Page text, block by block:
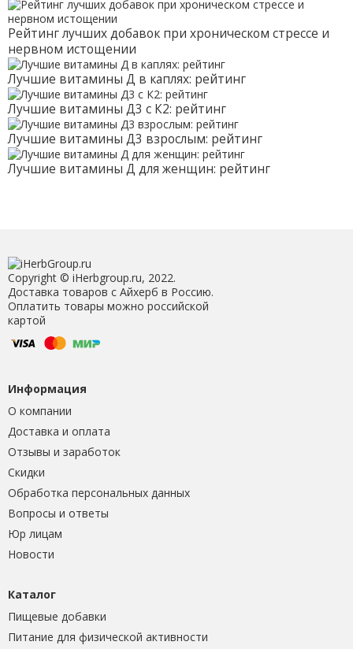
Рейтинг лучших добавок при хроническом стрессе и
нервном истощении
Лучшие витамины Д в каплях: рейтинг
Лучшие витамины Д3 с К2: рейтинг
Лучшие витамины Д3 взрослым: рейтинг
Лучшие витамины Д для женщин: рейтинг
Copyright © iHerbgroup.ru, 2022.
Доставка товаров с Айхерб в Россию.
Оплатить товары можно российской
картой
Информация
О компании
Доставка и оплата
Отзывы и заработок
Скидки
Обработка персональных данных
Вопросы и ответы
Юр лицам
Новости
Каталог
Пищевые добавки
Питание для физической активности